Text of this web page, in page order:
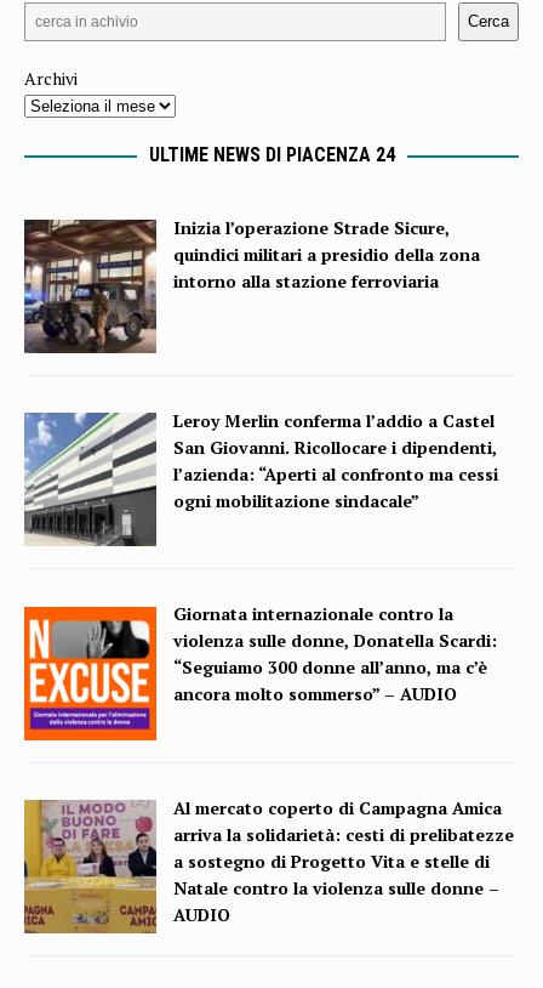
Cerca
Archivi
ULTIME NEWS DI PIACENZA 24
Inizia l’operazione Strade Sicure,
quindici militari a presidio della zona
intorno alla stazione ferroviaria
Leroy Merlin conferma l’addio a Castel
San Giovanni. Ricollocare i dipendenti,
l’azienda: “Aperti al confronto ma cessi
ogni mobilitazione sindacale”
Giornata internazionale contro la
violenza sulle donne, Donatella Scardi:
“Seguiamo 300 donne all’anno, ma c’è
ancora molto sommerso” – AUDIO
Al mercato coperto di Campagna Amica
arriva la solidarietà: cesti di prelibatezze
a sostegno di Progetto Vita e stelle di
Natale contro la violenza sulle donne –
AUDIO